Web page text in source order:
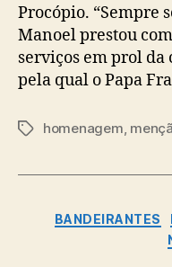
Procópio. “Sempre
Manoel prestou
serviços em prol
pela qual o Papa
Tagshomenagem,
BANDEIRANTES